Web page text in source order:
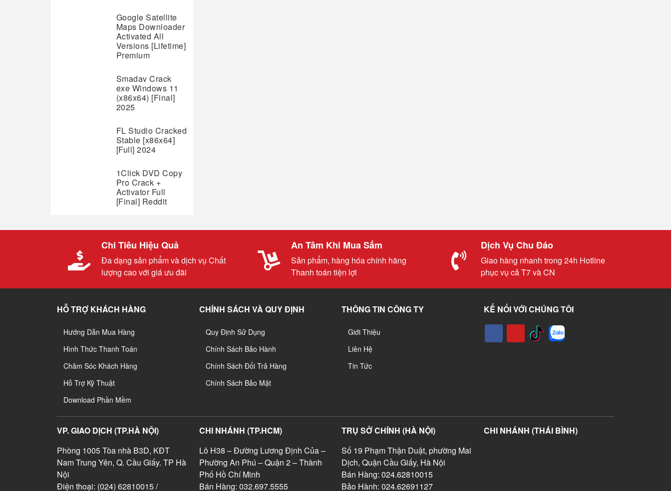
Google Satellite
Maps Downloader
Activated All
Versions [Lifetime]
Premium
Smadav Crack
exe Windows 11
(x86x64) [Final]
2025
FL Studio Cracked
Stable [x86x64]
[Full] 2024
1Click DVD Copy
Pro Crack +
Activator Full
[Final] Reddit
Chi Tiêu Hiệu Quả
Đa dạng sản phẩm và dịch vụ Chất
lượng cao với giá ưu đãi
An Tâm Khi Mua Sắm
Sản phẩm, hàng hóa chính hãng
Thanh toán tiện lợi
Dịch Vụ Chu Đáo
Giao hàng nhanh trong 24h Hotline
phục vụ cả T7 và CN
HỖ TRỢ KHÁCH HÀNG
Hướng Dẫn Mua Hàng
Hình Thức Thanh Toán
Chăm Sóc Khách Hàng
Hỗ Trợ Kỹ Thuật
Download Phần Mềm
CHÍNH SÁCH VÀ QUY ĐỊNH
Quy Định Sử Dụng
Chính Sách Bảo Hành
Chính Sách Đổi Trả Hàng
Chính Sách Bảo Mật
THÔNG TIN CÔNG TY
Giới Thiệu
Liên Hệ
Tin Tức
KẾ NỐI VỚI CHÚNG TÔI
VP. GIAO DỊCH (TP.HÀ NỘI)
Phòng 1005 Tòa nhà B3D, KĐT
Nam Trung Yên, Q. Cầu Giấy. TP Hà
Nội
Điện thoại: (024) 62810015 /
CHI NHÁNH (TP.HCM)
Lô H38 – Đường Lương Định Của –
Phường An Phú – Quận 2 – Thành
Phố Hồ Chí Minh
Bán Hàng: 032.697.5555
TRỤ SỞ CHÍNH (HÀ NỘI)
Số 19 Phạm Thận Duật, phường Mai
Dịch, Quận Cầu Giấy, Hà Nội
Bán Hàng: 024.62810015
Bảo Hành: 024.62691127
CHI NHÁNH (THÁI BÌNH)